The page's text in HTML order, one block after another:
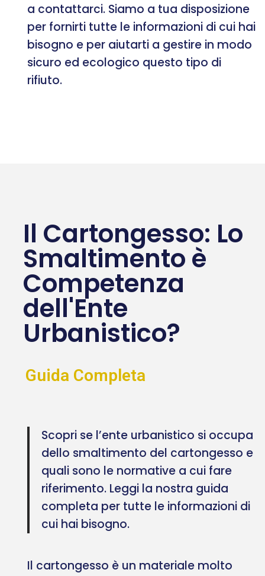
a contattarci. Siamo a tua disposizione
per fornirti tutte le informazioni di cui hai
bisogno e per aiutarti a gestire in modo
sicuro ed ecologico questo tipo di
rifiuto.
Il Cartongesso: Lo
Smaltimento è
Competenza
dell'Ente
Urbanistico?
Guida Completa
Scopri se l’ente urbanistico si occupa
dello smaltimento del cartongesso e
quali sono le normative a cui fare
riferimento. Leggi la nostra guida
completa per tutte le informazioni di
cui hai bisogno.
Il cartongesso è un materiale molto